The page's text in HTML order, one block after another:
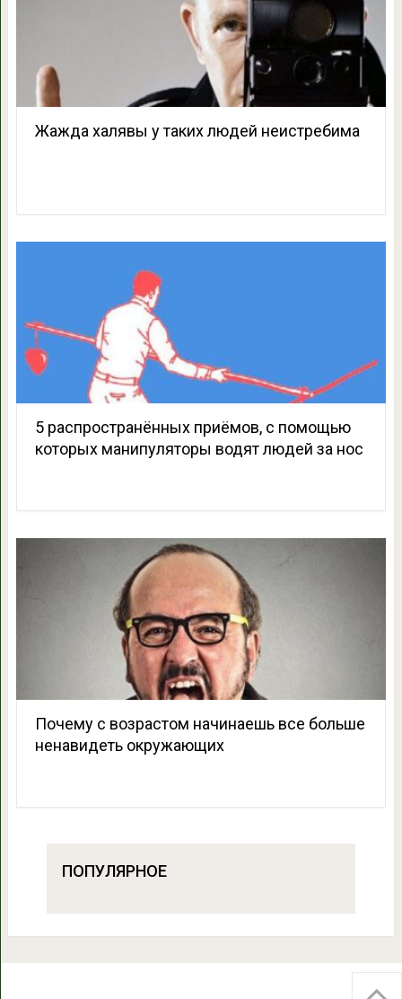
Жажда халявы у таких людей неистребима
5 распространённых приёмов, с помощью
которых манипуляторы водят людей за нос
Почему с возрастом начинаешь все больше
ненавидеть окружающих
ПОПУЛЯРНОЕ